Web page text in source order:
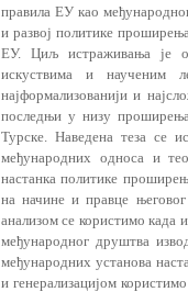
правила ЕУ као
и развој политике
ЕУ. Циљ истраживања је
искуствима и наученим
најформализованији и
последњи у низу
Турске. Наведена теза се
међународних односа и
настанка политике
на начине и правце
анализом се користимо када
међународног друштва
међународних установа
и генерализацијом